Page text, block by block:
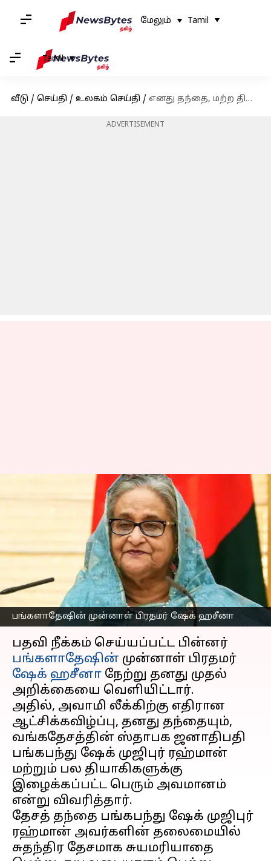
மேலும் Tamil
Tamil
வீடு / செய்தி / உலகம் செய்தி / எனது தந்தை, மற்ற தியாகிகள் கடுமையாக அவமதிக்கப்பட்டனர்: மௌனம் கலைத்த ஷேக் ஹசினா
ADVERTISEMENT
பங்களாதேஷின் முன்னாள் பிரதமர் ஷேக் ஹசீனா
எனது தந்தை, மற்ற
தியாகிகள் கடுமையாக
அவமதிக்கப்பட்டனர்:
மௌனம் கலைத்த ஷேக்
ஹசினா
எழுதியவர் Venkatalakshmi V Aug 14, 2024 08:48 am
செய்தி முன்னோட்டம்
பதவி நீக்கம் செய்யப்பட்ட பின்னர்
பங்களாதேஷின் முன்னாள் பிரதமர்
ஷேக் ஹசீனா நேற்று தனது முதல்
அறிக்கையை வெளியிட்டார்.
அதில், அவாமி லீக்கிற்கு எதிரான
ஆட்சிக்கவிழ்ப்பு, தனது தந்தையும்,
வங்கதேசத்தின் ஸ்தாபக ஜனாதிபதி
பங்கபந்து ஷேக் முஜிபுர் ரஹ்மான்
மற்றும் பல தியாகிகளுக்கு
இழைக்கப்பட்ட பெரும் அவமானம்
என்று விவரித்தார்.
தேசத் தந்தை பங்கபந்து ஷேக் முஜிபுர்
ரஹ்மான் அவர்களின் தலைமையில்
சுதந்திர தேசமாக சுயமரியாதை